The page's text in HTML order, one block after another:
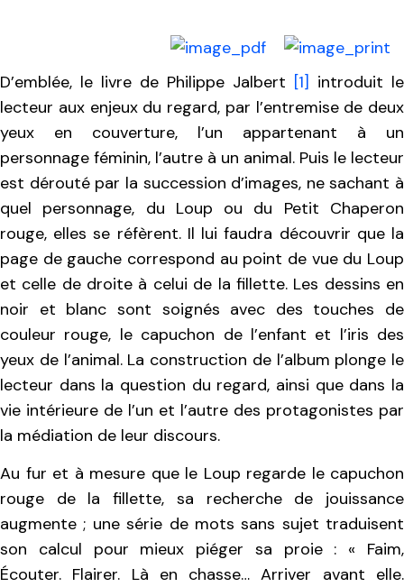
D’emblée, le livre de Philippe Jalbert [1] introduit le
lecteur aux enjeux du regard, par l’entremise de deux
yeux en couverture, l’un appartenant à un
personnage féminin, l’autre à un animal. Puis le lecteur
est dérouté par la succession d’images, ne sachant à
quel personnage, du Loup ou du Petit Chaperon
rouge, elles se réfèrent. Il lui faudra découvrir que la
page de gauche correspond au point de vue du Loup
et celle de droite à celui de la fillette. Les dessins en
noir et blanc sont soignés avec des touches de
couleur rouge, le capuchon de l’enfant et l’iris des
yeux de l’animal. La construction de l’album plonge le
lecteur dans la question du regard, ainsi que dans la
vie intérieure de l’un et l’autre des protagonistes par
la médiation de leur discours.
Au fur et à mesure que le Loup regarde le capuchon
rouge de la fillette, sa recherche de jouissance
augmente ; une série de mots sans sujet traduisent
son calcul pour mieux piéger sa proie : « Faim,
Écouter. Flairer. Là en chasse… Arriver avant elle.